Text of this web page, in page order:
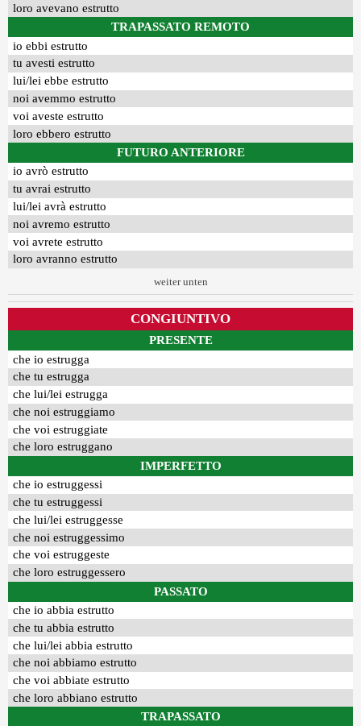
loro avevano estrutto
TRAPASSATO REMOTO
io ebbi estrutto
tu avesti estrutto
lui/lei ebbe estrutto
noi avemmo estrutto
voi aveste estrutto
loro ebbero estrutto
FUTURO ANTERIORE
io avrò estrutto
tu avrai estrutto
lui/lei avrà estrutto
noi avremo estrutto
voi avrete estrutto
loro avranno estrutto
weiter unten
CONGIUNTIVO
PRESENTE
che io estrugga
che tu estrugga
che lui/lei estrugga
che noi estruggiamo
che voi estruggiate
che loro estruggano
IMPERFETTO
che io estruggessi
che tu estruggessi
che lui/lei estruggesse
che noi estruggessimo
che voi estruggeste
che loro estruggessero
PASSATO
che io abbia estrutto
che tu abbia estrutto
che lui/lei abbia estrutto
che noi abbiamo estrutto
che voi abbiate estrutto
che loro abbiano estrutto
TRAPASSATO